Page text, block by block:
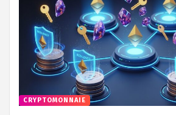
CRYPTOMONNAIE